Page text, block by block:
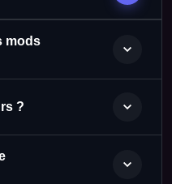
mods
?